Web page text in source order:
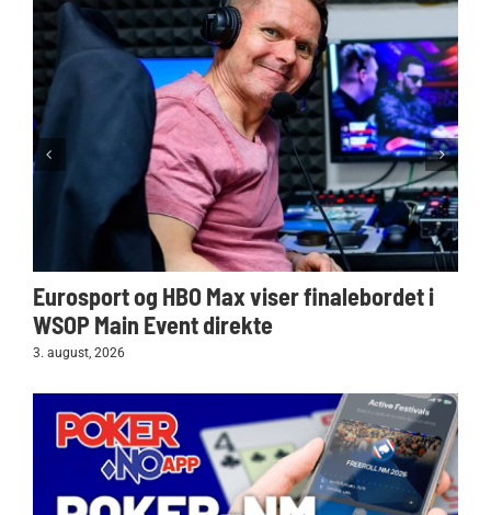
Eurosport og HBO Max viser finalebordet i
WSOP Main Event direkte
3. august, 2026